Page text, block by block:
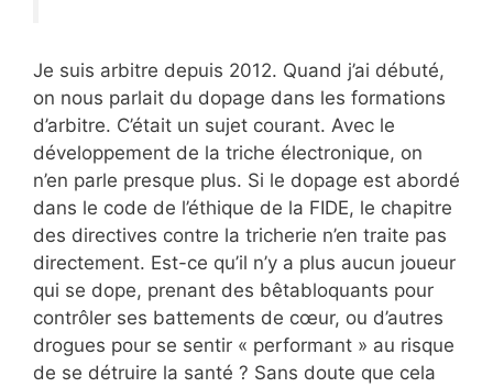
Je suis arbitre depuis 2012. Quand j’ai débuté,
on nous parlait du dopage dans les formations
d’arbitre. C’était un sujet courant. Avec le
développement de la triche électronique, on
n’en parle presque plus. Si le dopage est abordé
dans le code de l’éthique de la FIDE, le chapitre
des directives contre la tricherie n’en traite pas
directement. Est-ce qu’il n’y a plus aucun joueur
qui se dope, prenant des bêtabloquants pour
contrôler ses battements de cœur, ou d’autres
drogues pour se sentir « performant » au risque
de se détruire la santé ? Sans doute que cela